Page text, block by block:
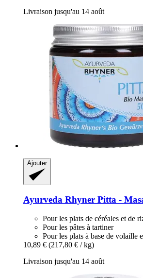
Livraison jusqu'au 14 août
Ajouter
Ayurveda Rhyner Pitta -​
Pour les plats de céréales et de
Pour les pâtes à tartiner
Pour les plats à base de volaille
10,89 € (217,80 € / kg)
Livraison jusqu'au 14 août